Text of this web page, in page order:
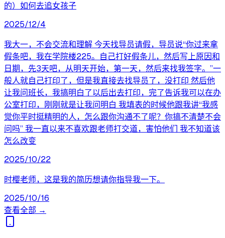
的）如何去追女孩子
2025/12/4
我大一，不会交流和理解 今天找导员请假，导员说“你过来拿
假条吧，我在学院楼225。自己打好假条儿，然后写上原因和
日期，先3天吧，从明天开始，第一天，然后来找我签字。”一
般人就自己打印了，但是我直接去找导员了，没打印 然后他
让我问班长，我搞明白了以后出去打印，完了告诉我可以在办
公室打印，刚刚就是让我问明白 我填表的时候他跟我讲“我感
觉你平时挺精明的人，怎么跟你沟通不了呢？你搞不清楚不会
问吗” 我一直以来不喜欢跟老师打交道，害怕他们 我不知道该
怎么改变
2025/10/22
时樱老师，这是我的简历想请你指导我一下。
2025/10/16
查看全部 →